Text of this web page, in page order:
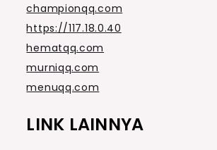
championqq.com
https://117.18.0.40
hematqq.com
murniqq.com
menuqq.com
LINK LAINNYA